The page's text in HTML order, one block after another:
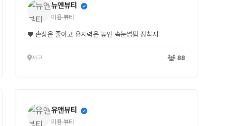
뉴엔뷰티
미용·뷰티
♥ 손상은 줄이고 유지력은 높인 속눈썹펌 정착지
서구 88
유앤뷰티
미용·뷰티